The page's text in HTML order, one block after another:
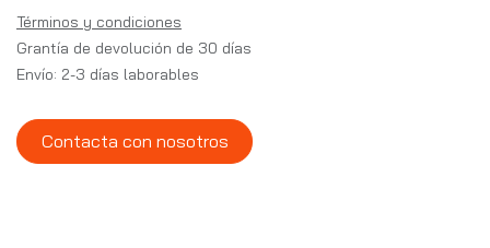
Términos y condiciones
Grantía de devolución de 30 días
Envío: 2-3 días laborables
Contacta con nosotros